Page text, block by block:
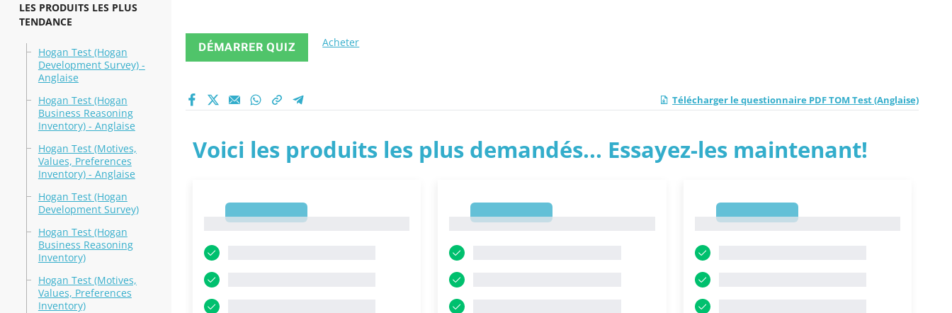
LES PRODUITS LES PLUS
TENDANCE
Hogan Test (Hogan
Development Survey) -
Anglaise
Hogan Test (Hogan
Business Reasoning
Inventory) - Anglaise
Hogan Test (Motives,
Values, Preferences
Inventory) - Anglaise
Hogan Test (Hogan
Development Survey)
Hogan Test (Hogan
Business Reasoning
Inventory)
Hogan Test (Motives,
Values, Preferences
Inventory)
DÉMARRER QUIZ Acheter
Télécharger le questionnaire PDF TOM Test (Anglaise)
Voici les produits les plus demandés... Essayez-les maintenant!